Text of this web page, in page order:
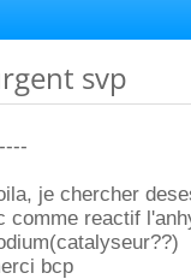
svp
je chercher
comme reactif
bcp